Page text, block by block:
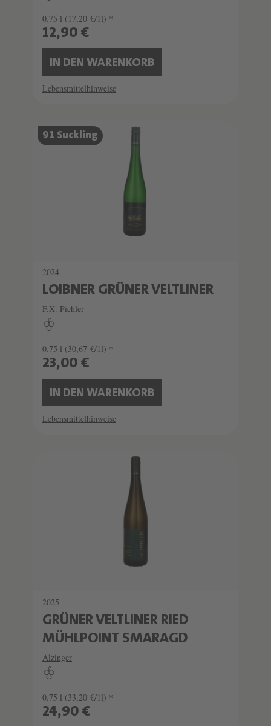
0.75 l (17,20 €/1l) *
12,90 €
IN DEN WARENKORB
Lebensmittelhinweise
91 Suckling
2024
LOIBNER GRÜNER VELTLINER
F.X. Pichler
0.75 l (30,67 €/1l) *
23,00 €
IN DEN WARENKORB
Lebensmittelhinweise
2025
GRÜNER VELTLINER RIED
MÜHLPOINT SMARAGD
Alzinger
0.75 l (33,20 €/1l) *
24,90 €